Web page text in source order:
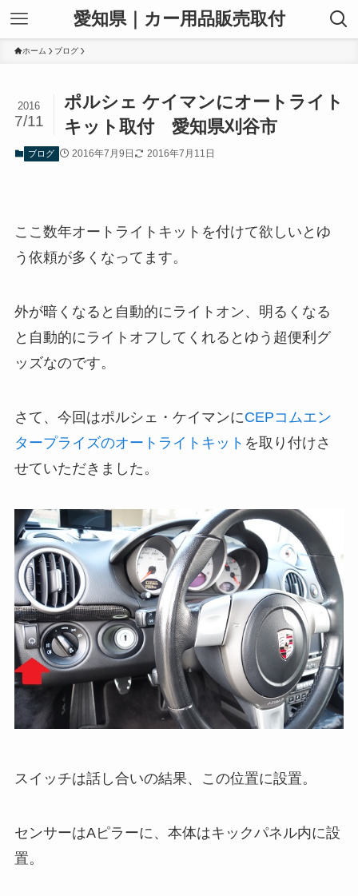
愛知県｜カー用品販売取付
ホーム ブログ
ポルシェ ケイマンにオートライト
キット取付 愛知県刈谷市
2016
7/11
ブログ 2016年7月9日 2016年7月11日
ここ数年オートライトキットを付けて欲しいとゆ
う依頼が多くなってます。
外が暗くなると自動的にライトオン、明るくなる
と自動的にライトオフしてくれるとゆう超便利グ
ッズなのです。
さて、今回はポルシェ・ケイマンにCEPコムエン
タープライズのオートライトキット を取り付けさ
せていただきました。
スイッチは話し合いの結果、この位置に設置。
センサーはAピラーに、本体はキックパネル内に設
置。